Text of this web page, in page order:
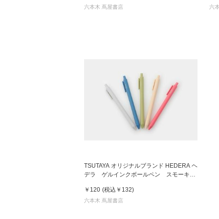
六本木 蔦屋書店 六
TSUTAYA オリジナルブランド HEDERA ヘ
デラ ゲルインクボールペン スモーキー
￥120 (税込 ￥132)
六本木 蔦屋書店